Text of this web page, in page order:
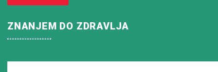
ZNANJEM DO ZDRAVLJA